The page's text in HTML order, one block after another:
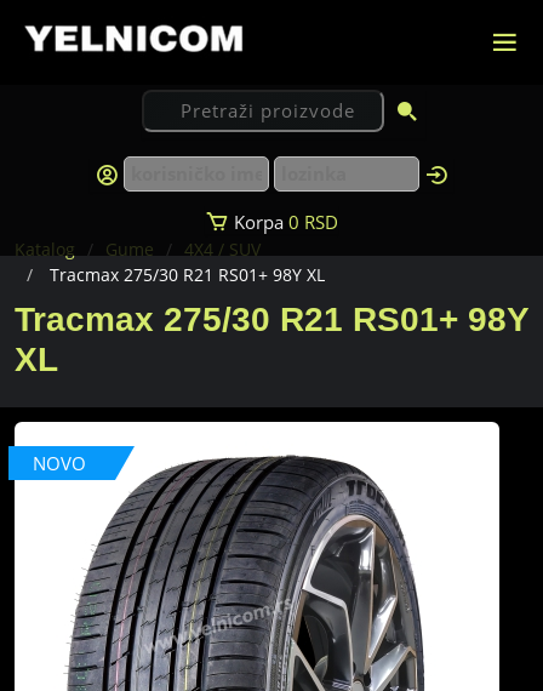
Korpa 0 RSD
Katalog Gume
4X4 / SUV
Tracmax 275/30 R21 RS01+ 98Y XL
Tracmax 275/30 R21 RS01+ 98Y
XL
NOVO